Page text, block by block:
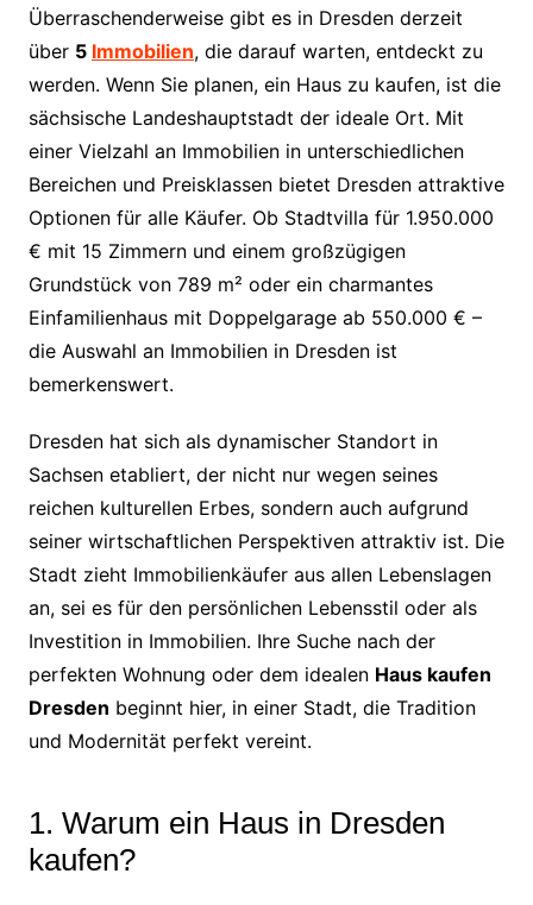
Überraschenderweise gibt es in Dresden derzeit
über 5 Immobilien, die darauf warten, entdeckt zu
werden. Wenn Sie planen, ein Haus zu kaufen, ist die
sächsische Landeshauptstadt der ideale Ort. Mit
einer Vielzahl an Immobilien in unterschiedlichen
Bereichen und Preisklassen bietet Dresden attraktive
Optionen für alle Käufer. Ob Stadtvilla für 1.950.000
€ mit 15 Zimmern und einem großzügigen
Grundstück von 789 m² oder ein charmantes
Einfamilienhaus mit Doppelgarage ab 550.000 € –
die Auswahl an Immobilien in Dresden ist
bemerkenswert.
Dresden hat sich als dynamischer Standort in
Sachsen etabliert, der nicht nur wegen seines
reichen kulturellen Erbes, sondern auch aufgrund
seiner wirtschaftlichen Perspektiven attraktiv ist. Die
Stadt zieht Immobilienkäufer aus allen Lebenslagen
an, sei es für den persönlichen Lebensstil oder als
Investition in Immobilien. Ihre Suche nach der
perfekten Wohnung oder dem idealen Haus kaufen
Dresden beginnt hier, in einer Stadt, die Tradition
und Modernität perfekt vereint.
1. Warum ein Haus in Dresden
kaufen?